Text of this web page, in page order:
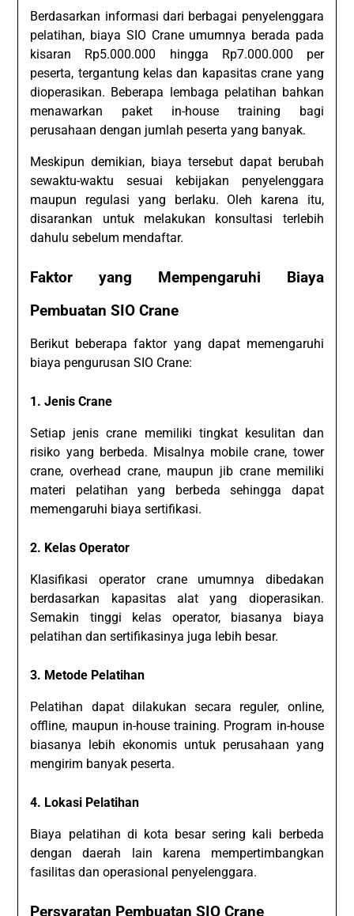
Berdasarkan informasi dari berbagai penyelenggara
pelatihan, biaya SIO Crane umumnya berada pada
kisaran Rp5.000.000 hingga Rp7.000.000 per
peserta, tergantung kelas dan kapasitas crane yang
dioperasikan. Beberapa lembaga pelatihan bahkan
menawarkan paket in-house training bagi
perusahaan dengan jumlah peserta yang banyak.
Meskipun demikian, biaya tersebut dapat berubah
sewaktu-waktu sesuai kebijakan penyelenggara
maupun regulasi yang berlaku. Oleh karena itu,
disarankan untuk melakukan konsultasi terlebih
dahulu sebelum mendaftar.
Faktor yang Mempengaruhi Biaya
Pembuatan SIO Crane
Berikut beberapa faktor yang dapat memengaruhi
biaya pengurusan SIO Crane:
1. Jenis Crane
Setiap jenis crane memiliki tingkat kesulitan dan
risiko yang berbeda. Misalnya mobile crane, tower
crane, overhead crane, maupun jib crane memiliki
materi pelatihan yang berbeda sehingga dapat
memengaruhi biaya sertifikasi.
2. Kelas Operator
Klasifikasi operator crane umumnya dibedakan
berdasarkan kapasitas alat yang dioperasikan.
Semakin tinggi kelas operator, biasanya biaya
pelatihan dan sertifikasinya juga lebih besar.
3. Metode Pelatihan
Pelatihan dapat dilakukan secara reguler, online,
offline, maupun in-house training. Program in-house
biasanya lebih ekonomis untuk perusahaan yang
mengirim banyak peserta.
4. Lokasi Pelatihan
Biaya pelatihan di kota besar sering kali berbeda
dengan daerah lain karena mempertimbangkan
fasilitas dan operasional penyelenggara.
Persyaratan Pembuatan SIO Crane